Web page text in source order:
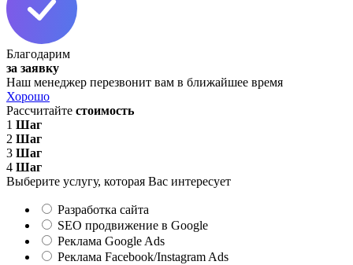
Благодарим
за заявку
Наш менеджер перезвонит вам в ближайшее время
Хорошо
Рассчитайте стоимость
1 Шаг
2 Шаг
3 Шаг
4 Шаг
Выберите услугу, которая Вас интересует
Разработка сайта
SEO продвижение в Google
Реклама Google Ads
Реклама Facebook/Instagram Ads